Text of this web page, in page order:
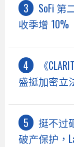
SoFi
收季增 10%
《
盛挺加密立
挺不过
破产保护，